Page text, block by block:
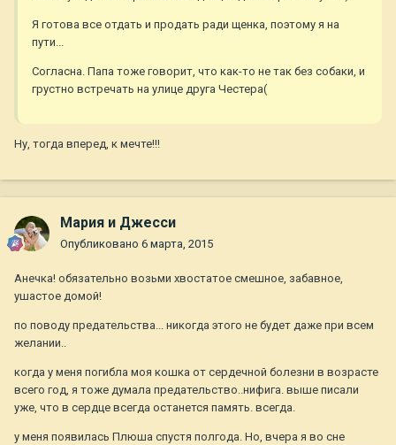
Я готова все отдать и продать ради щенка, поэтому я на
пути...
Согласна. Папа тоже говорит, что как-то не так без собаки, и
грустно встречать на улице друга Честера(
Ну, тогда вперед, к мечте!!!
Мария и Джесси
Опубликовано 6 марта, 2015
Анечка! обязательно возьми хвостатое смешное, забавное,
ушастое домой!
по поводу предательства... никогда этого не будет даже при всем
желании..
когда у меня погибла моя кошка от сердечной болезни в возрасте
всего год, я тоже думала предательство..нифига. выше писали
уже, что в сердце всегда останется память. всегда.
у меня появилась Плюша спустя полгода. Но, вчера я во сне